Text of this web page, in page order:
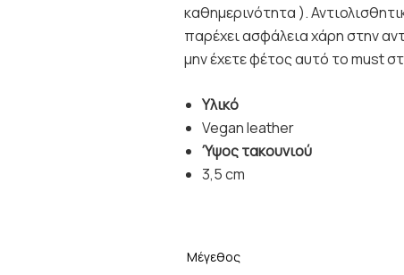
καθημερινότητα ).
παρέχει ασφάλεια χάρη στην
μην έχετε φέτος αυτό το must
Υλικό
Vegan leather
Ύψος τακουνιού
3,5 cm
Μέγεθος